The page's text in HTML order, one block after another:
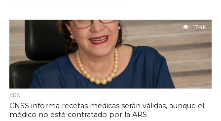
17.4K
ARS
CNSS informa recetas médicas serán válidas, aunque el
médico no esté contratado por la ARS